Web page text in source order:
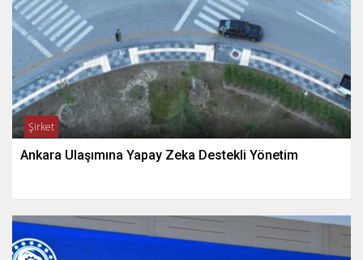
Şirket
Ankara Ulaşımına Yapay Zeka Destekli Yönetim